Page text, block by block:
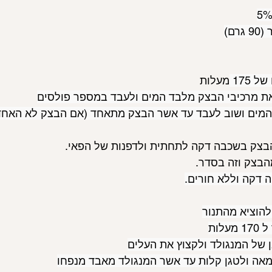
מרכיבי הבצק מלבד המים ולעבד במספר פולסים
ושוב לעבד עד אשר הבצק מתאחד (אם הבצק לא
בשכבה דקה לתחתית ולדפנות של הפאי.
וזה בסדר.
דקה וללא חורים.
ולטגן קלות עד אשר המנגולד מאבד מנפחו